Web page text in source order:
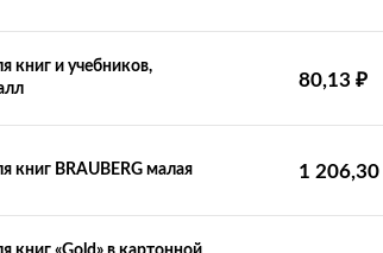
книг и учебников,
80,13 ₽
книг BRAUBERG малая 1 206,30